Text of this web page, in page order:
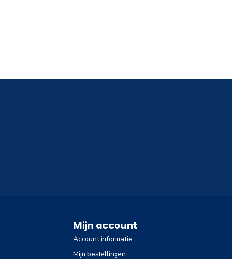
Mijn account
Account informatie
Mijn bestellingen